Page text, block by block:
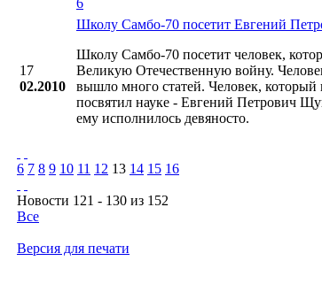
17
02.2010
Школу Cамбо-70 посетит Евгений
Школу Cамбо-70 посетит человек,
Великую Отечественную войну.
вышло много статей. Человек,
посвятил науке - Евгений Петрович
ему исполнилось девяносто.
6 7 8 9 10 11 12 13 14 15 16
Новости 121 - 130 из 152
Все
Версия для печати